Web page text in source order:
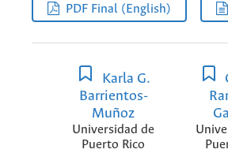
PDF Final (English)
Karla G.
Barrientos-
Muñoz
Universidad de
Puerto Rico